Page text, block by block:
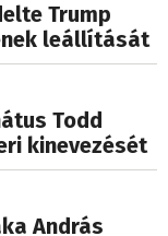
Trump
leállítását
Todd
kinevezését
András